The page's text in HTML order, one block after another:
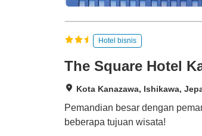
Hotel bisnis
The Square Hotel
Kota Kanazawa, Ishikawa,
Pemandian besar dengan
beberapa tujuan wisata!